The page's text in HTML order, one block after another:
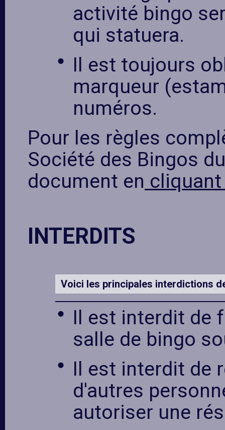
activité bingo
qui statuera.
Il est toujours
marqueur
numéros.
Pour les règles
Société des Bingos
document en
INTERDITS
Voici les principales interdictions
Il est interdit de
salle de bingo
Il est interdit de
d'autres
autoriser une